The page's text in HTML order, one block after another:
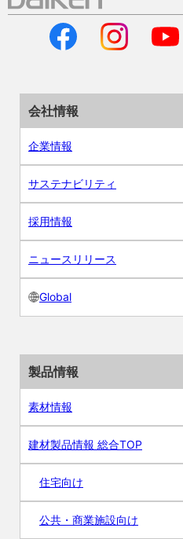
会社情報
企業情報
サステナビリティ
採用情報
ニュースリリース
Global
製品情報
素材情報
建材製品情報 総合TOP
住宅向け
公共・商業施設向け